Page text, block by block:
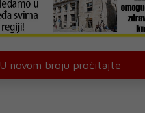
U novom broju pročitajte